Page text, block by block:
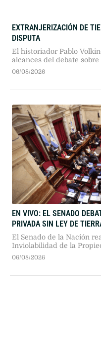
EXTRANJERIZACIÓN DE
DISPUTA
El historiador Pablo
alcances del debate
capitales extranjeros.
06/08/2026
EN VIVO: EL SENADO
PRIVADA SIN LEY DE
El Senado de la Nación
Inviolabilidad de la
controvertido capítulo
06/08/2026